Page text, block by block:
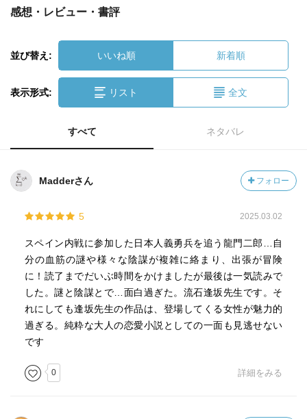
感想・レビュー・書評
並び替え: いいね順 新着順
表示形式: リスト 全文
すべて ネタバレ
Madderさん フォロー
5 2025.03.02
スペイン内戦に参加した日本人義勇兵を追う龍門二郎…自
分の血筋の謎や様々な陰謀が複雑に絡まり、出張が冒険
に！読了までだいぶ時間をかけましたが最後は一気読みで
した。謎と陰謀とで…面白過ぎた。流石逢坂先生です。そ
れにしても逢坂先生の作品は、登場してくる女性が魅力的
過ぎる。純粋な大人の恋愛小説としての一面も見逃せない
です
0 詳細をみる